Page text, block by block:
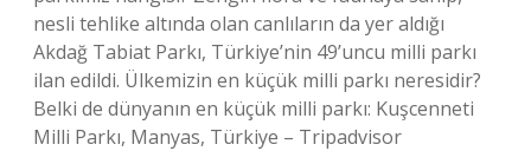
nesli tehlike altında olan canlıların da yer aldığı
Akdağ Tabiat Parkı, Türkiye’nin 49’uncu milli parkı
ilan edildi. Ülkemizin en küçük milli parkı neresidir?
Belki de dünyanın en küçük milli parkı: Kuşcenneti
Milli Parkı, Manyas, Türkiye – Tripadvisor